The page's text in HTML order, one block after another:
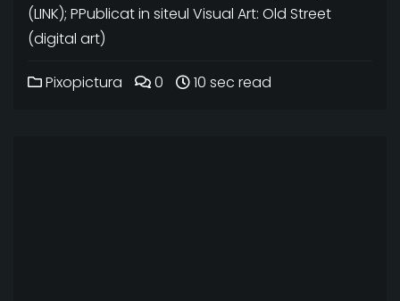
(LINK); PPublicat in siteul Visual Art: Old Street
(digital art)
Pixopictura 0 10 sec read